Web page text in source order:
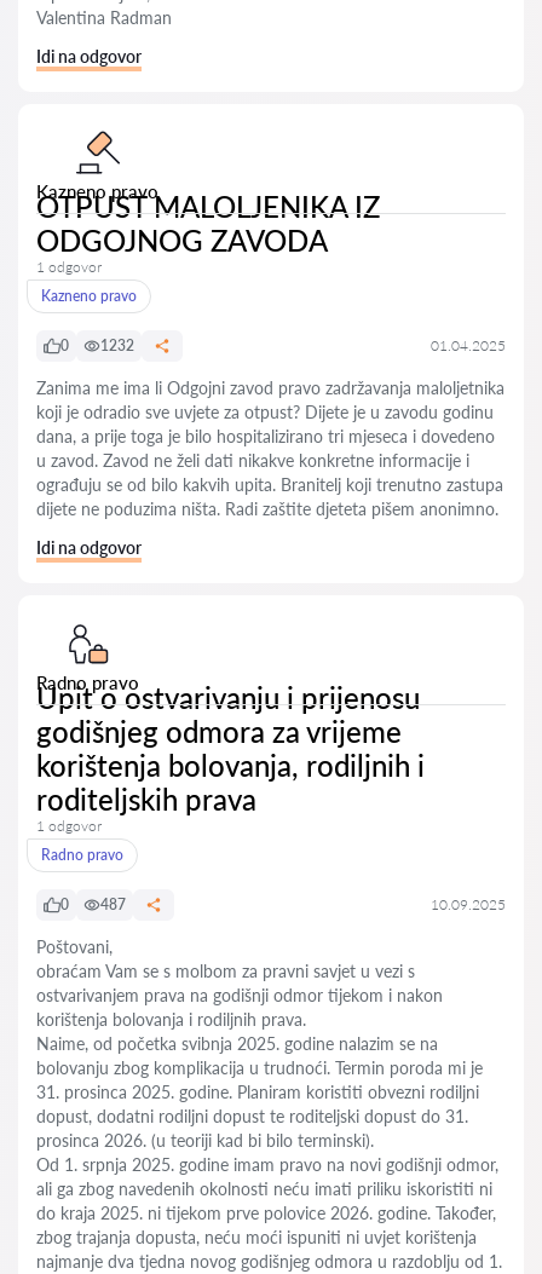
Valentina Radman
Idi na odgovor
Kazneno pravo
OTPUST MALOLJENIKA IZ
ODGOJNOG ZAVODA
1 odgovor
Kazneno pravo
0 1232 01.04.2025
Zanima me ima li Odgojni zavod pravo zadržavanja maloljetnika
koji je odradio sve uvjete za otpust? Dijete je u zavodu godinu
dana, a prije toga je bilo hospitalizirano tri mjeseca i dovedeno
u zavod. Zavod ne želi dati nikakve konkretne informacije i
ograđuju se od bilo kakvih upita. Branitelj koji trenutno zastupa
dijete ne poduzima ništa. Radi zaštite djeteta pišem anonimno.
Idi na odgovor
Radno pravo
Upit o ostvarivanju i prijenosu
godišnjeg odmora za vrijeme
korištenja bolovanja, rodiljnih i
roditeljskih prava
1 odgovor
Radno pravo
0 487 10.09.2025
Poštovani,
obraćam Vam se s molbom za pravni savjet u vezi s
ostvarivanjem prava na godišnji odmor tijekom i nakon
korištenja bolovanja i rodiljnih prava.
Naime, od početka svibnja 2025. godine nalazim se na
bolovanju zbog komplikacija u trudnoći. Termin poroda mi je
31. prosinca 2025. godine. Planiram koristiti obvezni rodiljni
dopust, dodatni rodiljni dopust te roditeljski dopust do 31.
prosinca 2026. (u teoriji kad bi bilo terminski).
Od 1. srpnja 2025. godine imam pravo na novi godišnji odmor,
ali ga zbog navedenih okolnosti neću imati priliku iskoristiti ni
do kraja 2025. ni tijekom prve polovice 2026. godine. Također,
zbog trajanja dopusta, neću moći ispuniti ni uvjet korištenja
najmanje dva tjedna novog godišnjeg odmora u razdoblju od 1.